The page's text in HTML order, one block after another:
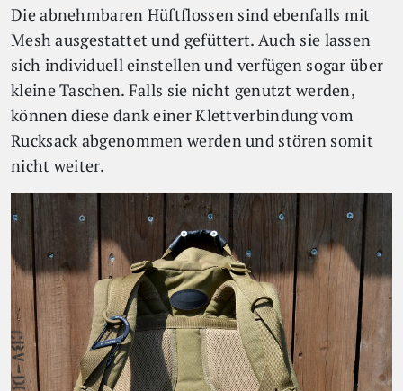
Die abnehmbaren Hüftflossen sind ebenfalls mit
Mesh ausgestattet und gefüttert. Auch sie lassen
sich individuell einstellen und verfügen sogar über
kleine Taschen. Falls sie nicht genutzt werden,
können diese dank einer Klettverbindung vom
Rucksack abgenommen werden und stören somit
nicht weiter.